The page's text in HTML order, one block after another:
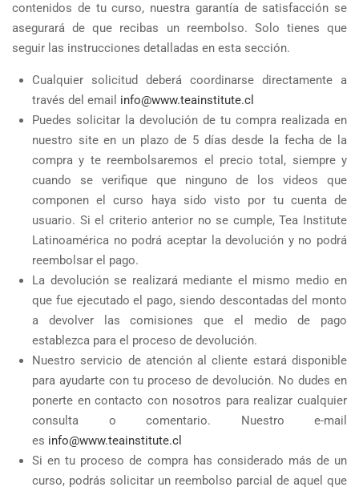
contenidos de tu curso, nuestra garantía de satisfacción se
asegurará de que recibas un reembolso. Solo tienes que
seguir las instrucciones detalladas en esta sección.
Cualquier solicitud deberá coordinarse directamente a
través del email info@www.teainstitute.cl
Puedes solicitar la devolución de tu compra realizada en
nuestro site en un plazo de 5 días desde la fecha de la
compra y te reembolsaremos el precio total, siempre y
cuando se verifique que ninguno de los videos que
componen el curso haya sido visto por tu cuenta de
usuario. Si el criterio anterior no se cumple, Tea Institute
Latinoamérica no podrá aceptar la devolución y no podrá
reembolsar el pago.
La devolución se realizará mediante el mismo medio en
que fue ejecutado el pago, siendo descontadas del monto
a devolver las comisiones que el medio de pago
establezca para el proceso de devolución.
Nuestro servicio de atención al cliente estará disponible
para ayudarte con tu proceso de devolución. No dudes en
ponerte en contacto con nosotros para realizar cualquier
consulta o comentario. Nuestro e-mail
es info@www.teainstitute.cl
Si en tu proceso de compra has considerado más de un
curso, podrás solicitar un reembolso parcial de aquel que